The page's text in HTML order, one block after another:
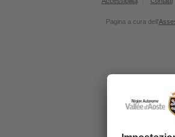
Pagina a cura dell'